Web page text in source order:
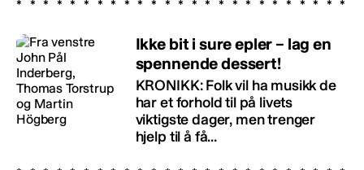
Ikke bit i sure epler – lag en
spennende dessert!
KRONIKK: Folk vil ha musikk de
har et forhold til på livets
viktigste dager, men trenger
hjelp til å få...